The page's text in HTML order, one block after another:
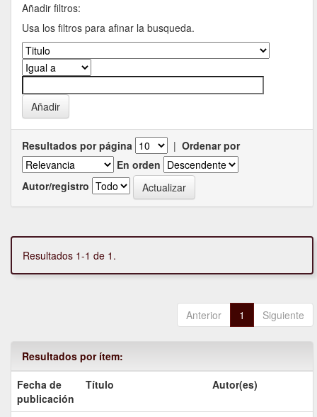
Añadir filtros:
Usa los filtros para afinar la busqueda.
Resultados por página | Ordenar por
En orden
Autor/registro
Resultados 1-1 de 1.
Anterior 1 Siguiente
Resultados por ítem:
Fecha de
publicación
Título Autor(es)